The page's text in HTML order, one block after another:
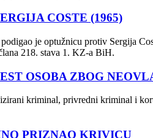
COSTE (1965)
je optužnicu protiv Sergija
218. stava 1. KZ-a BiH.
OSOBA ZBOG
kriminal, privredni kriminal i
PRIZNAO KRIVICU